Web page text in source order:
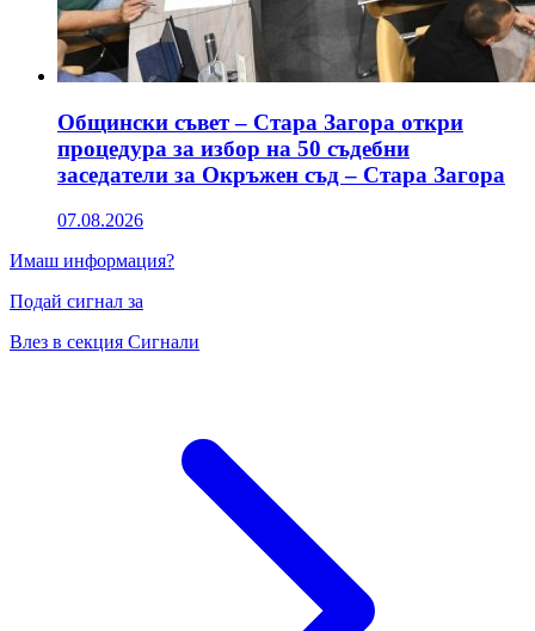
Общински съвет – Стара Загора откри
процедура за избор на 50 съдебни
заседатели за Окръжен съд – Стара Загора
07.08.2026
Имаш информация?
Подай сигнал за
Влез в секция Сигнали